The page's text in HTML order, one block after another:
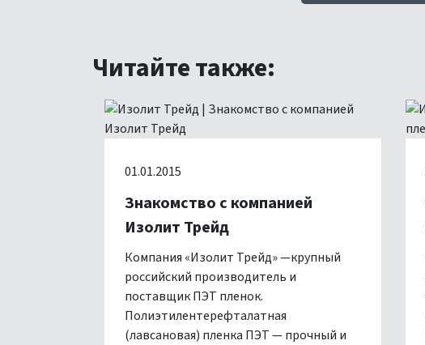
Читайте также:
01.01.2015
Знакомство с компанией
Изолит Трейд
Компания «Изолит Трейд» —крупный
российский производитель и
поставщик ПЭТ пленок.
Полиэтилентерефталатная
(лавсановая) пленка ПЭТ — прочный и